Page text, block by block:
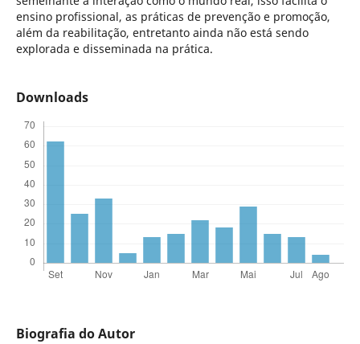
ensino profissional, as práticas de prevenção e promoção,
além da reabilitação, entretanto ainda não está sendo
explorada e disseminada na prática.
Downloads
Biografia do Autor